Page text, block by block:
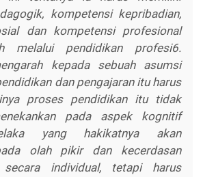
kompetensi kepribadian,
dan kompetensi profesional
melalui pendidikan profesi6.
kepada sebuah asumsi
dan pengajaran itu harus
proses pendidikan itu tidak
pada aspek kognitif
yang hakikatnya akan
olah pikir dan kecerdasan
individual, tetapi harus